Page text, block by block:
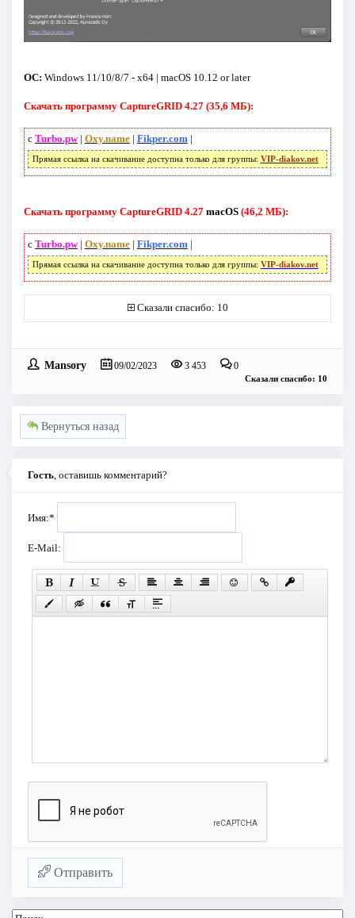
ОС: Windows 11/10/8/7 - x64 | macOS 10.12 or later
Скачать программу CaptureGRID 4.27 (35,6 МБ):
с Turbo.pw| Oxy.name| Fikper.com |
Прямая ссылка на скачивание доступна только для группы: VIP-diakov.net
Скачать программу CaptureGRID 4.27 macOS(46,2 МБ):
с Turbo.pw| Oxy.name| Fikper.com |
Прямая ссылка на скачивание доступна только для группы: VIP-diakov.net
Сказали спасибо: 10
Mansory 09/02/2023 3 453 0
Сказали спасибо: 10
Вернуться назад
Гость , оставишь комментарий?
Имя:*
E-Mail:
Отправить